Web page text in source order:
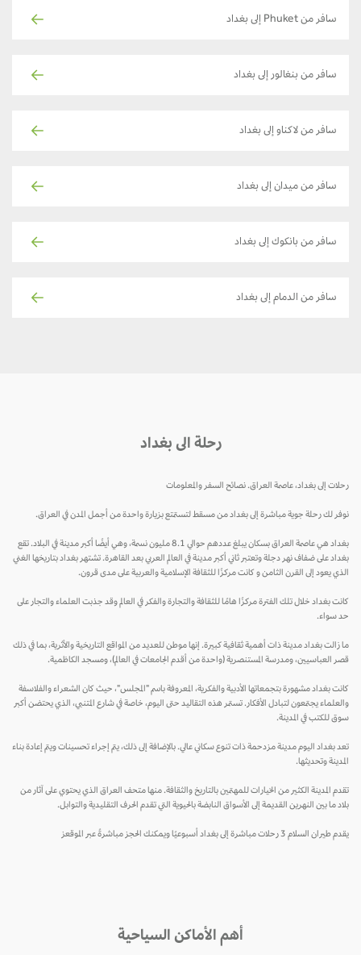
سافر من Phuket إلى بغداد
سافر من بنغالور إلى بغداد
سافر من لاكناو إلى بغداد
سافر من ميدان إلى بغداد
سافر من بانكوك إلى بغداد
سافر من الدمام إلى بغداد
رحلة الى بغداد
رحلات إلى بغداد، عاصمة العراق. نصائح السفر والمعلومات
نوفر لك رحلة جوية مباشرة إلى بغداد من مسقط لتستمتع بزيارة واحدة من أجمل المدن في العراق.
بغداد هي عاصمة العراق بسكان يبلغ عددهم حوالي 8.1 مليون نسمة، وهي أيضًا أكبر مدينة في البلاد. تقع
بغداد على ضفاف نهر دجلة وتعتبر ثاني أكبر مدينة في العالم العربي بعد القاهرة. تشتهر بغداد بتاريخها الغني
الذي يعود إلى القرن الثامن و كانت مركزًا للثقافة الإسلامية والعربية على مدى قرون.
كانت بغداد خلال تلك الفترة مركزًا هامًا للثقافة والتجارة والفكر في العالم وقد جذبت العلماء والتجار على
حد سواء.
ما زالت بغداد مدينة ذات أهمية ثقافية كبيرة. إنها موطن للعديد من المواقع التاريخية والأثرية، بما في ذلك
قصر العباسيين، ومدرسة المستنصرية (واحدة من أقدم الجامعات في العالم)، ومسجد الكاظمية.
كانت بغداد مشهورة بتجمعاتها الأدبية والفكرية، المعروفة باسم "المجلس"، حيث كان الشعراء والفلاسفة
والعلماء يجتمعون لتبادل الأفكار. تستمر هذه التقاليد حتى اليوم، خاصة في شارع المتنبي، الذي يحتضن أكبر
سوق للكتب في المدينة.
تعد بغداد اليوم مدينة مزدحمة ذات تنوع سكاني عالي. بالإضافة إلى ذلك، يتم إجراء تحسينات ويتم إعادة بناء
المدينة وتحديثها.
تقدم المدينة الكثير من الخيارات للمهتمين بالتاريخ والثقافة. منها متحف العراق الذي يحتوي على آثار من
بلاد ما بين النهرين القديمة إلى الأسواق النابضة بالحيوية التي تقدم الحرف التقليدية والتوابل.
يقدم طيران السلام 3 رحلات مباشرة إلى بغداد أسبوعيًا ويمكنك الحجز مباشرةً عبر الموقعز
أهم الأماكن السياحية